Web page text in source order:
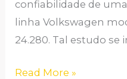
confiabilidade de
linha Volkswagen
24.280. Tal estudo se
Read More »